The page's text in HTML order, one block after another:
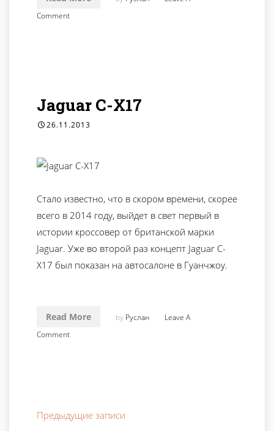
Comment
Jaguar C-X17
26.11.2013
Стало известно, что в скором времени, скорее
всего в 2014 году, выйдет в свет первый в
истории кроссовер от британской марки
Jaguar. Уже во второй раз концепт Jaguar C-
X17 был показан на автосалоне в Гуанчжоу.
Read More by Руслан
Leave A
Comment
Предыдущие записи